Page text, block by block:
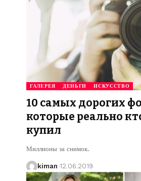
ГАЛЕРЕЯ ДЕНЬГИ ИСКУССТВО
10 самых дорогих
которые реально
купил
Миллионы за снимок.
kiman 12.06.2019